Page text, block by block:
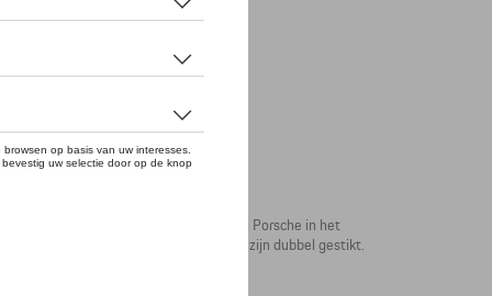
op de borst. De siliconenprint van Porsche in het
zomen van de mouwen en het T-shirt zijn dubbel gestikt.